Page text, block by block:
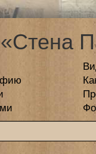
«Стена